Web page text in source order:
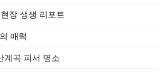
장 생생 리포트
매력
계곡 피서 명소